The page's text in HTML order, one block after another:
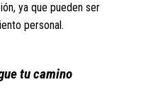
ya que pueden ser
personal.
tu camino